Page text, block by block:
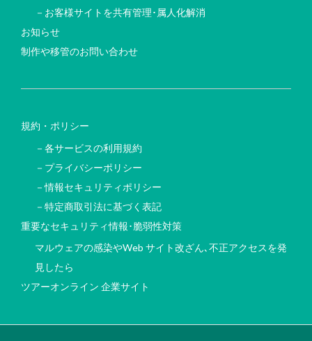
－お客様サイトを共有管理･属人化解消
お知らせ
制作や移管のお問い合わせ
規約・ポリシー
－各サービスの利用規約
－プライバシーポリシー
－情報セキュリティポリシー
－特定商取引法に基づく表記
重要なセキュリティ情報･脆弱性対策
マルウェアの感染やWeb サイト改ざん､不正アクセスを発
見したら
ツアーオンライン 企業サイト